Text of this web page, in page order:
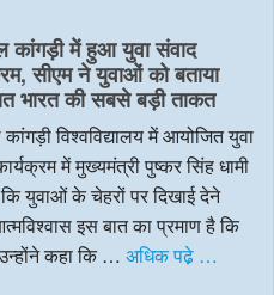
में हुआ युवा संवाद
सीएम ने युवाओं को बताया
भारत की सबसे बड़ी ताकत
विश्वविद्यालय में आयोजित युवा
में मुख्यमंत्री पुष्कर सिंह धामी
युवाओं के चेहरों पर दिखाई देने
इस बात का प्रमाण है कि
कहा कि … अधिक पढे़ …